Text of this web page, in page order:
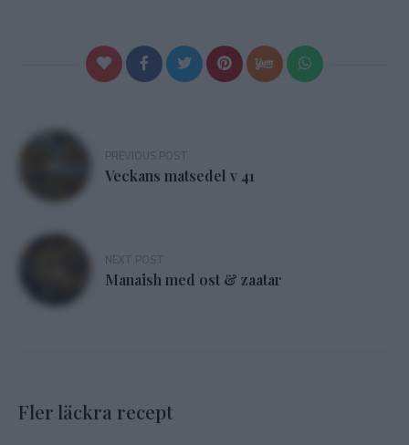
Inläggsnavigering
Veckans matsedel v 41
Manaish med ost & zaatar
Fler läckra recept